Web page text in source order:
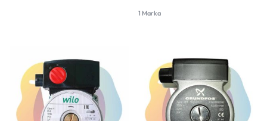
1 Marka